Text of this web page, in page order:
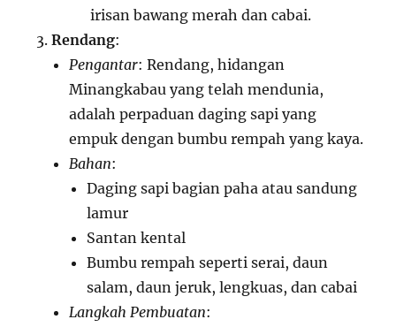
irisan bawang merah dan cabai.
Rendang:
Pengantar: Rendang, hidangan
Minangkabau yang telah mendunia,
adalah perpaduan daging sapi yang
empuk dengan bumbu rempah yang kaya.
Bahan:
Daging sapi bagian paha atau sandung
lamur
Santan kental
Bumbu rempah seperti serai, daun
salam, daun jeruk, lengkuas, dan cabai
Langkah Pembuatan: